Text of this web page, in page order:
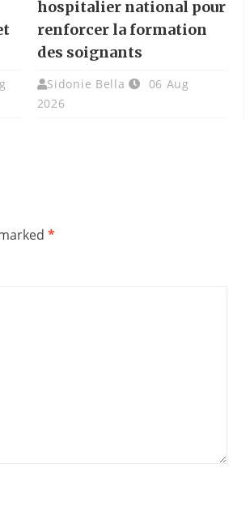
hospitalier national pour
renforcer la formation
des soignants
Sidonie Bella
06 Aug
2026
*